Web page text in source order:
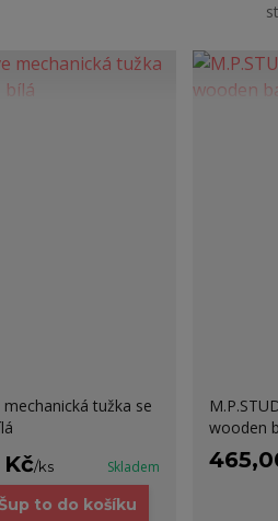
mechanická tužka se
/ks Skladem
to do košíku
wooden